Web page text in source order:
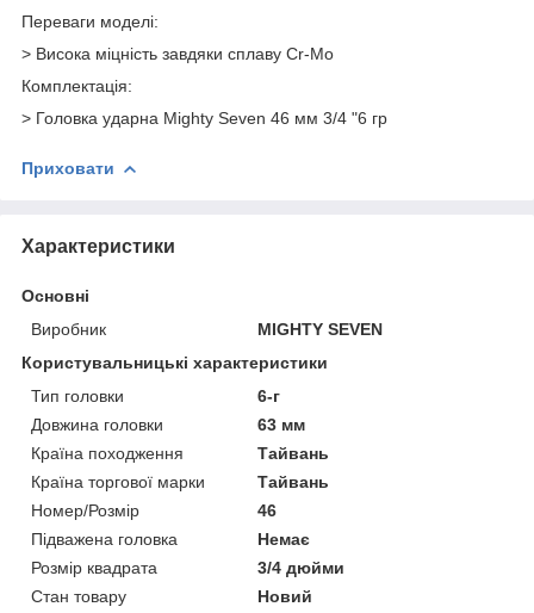
Переваги моделі:
> Висока міцність завдяки сплаву Cr-Mo
Комплектація:
> Головка ударна Mighty Seven 46 мм 3/4 "6 гр
Приховати
Характеристики
Основні
Виробник
MIGHTY SEVEN
Користувальницькі характеристики
Тип головки
6-г
Довжина головки
63 мм
Країна походження
Тайвань
Країна торгової марки
Тайвань
Номер/Розмір
46
Підважена головка
Немає
Розмір квадрата
3/4 дюйми
Стан товару
Новий